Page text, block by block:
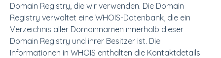
Domain Registry, die wir verwenden. Die Domain
Registry verwaltet eine WHOIS-Datenbank, die ein
Verzeichnis aller Domainnamen innerhalb dieser
Domain Registry und ihrer Besitzer ist. Die
Informationen in WHOIS enthalten die Kontaktdetails